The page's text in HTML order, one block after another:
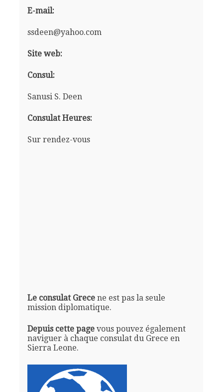
E-mail:
ssdeen@yahoo.com
Site web:
Consul:
Sanusi S. Deen
Consulat Heures:
Sur rendez-vous
Le consulat Grecene est pas la seule
mission diplomatique.
Depuis cette pagevous pouvez également
naviguer à chaque consulat du Grece en
Sierra Leone.